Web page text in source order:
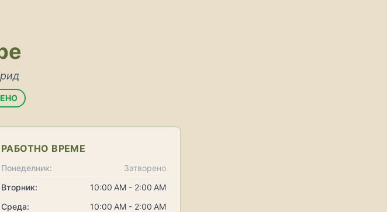
РАБОТНО ВРЕМЕ
Понеделник:
Затворено
Вторник:
10:00 AM - 2:00 AM
Среда:
10:00 AM - 2:00 AM